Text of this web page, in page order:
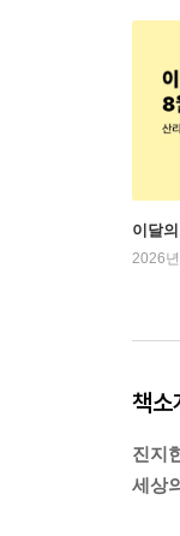
이달
2026
책소
진지
세상